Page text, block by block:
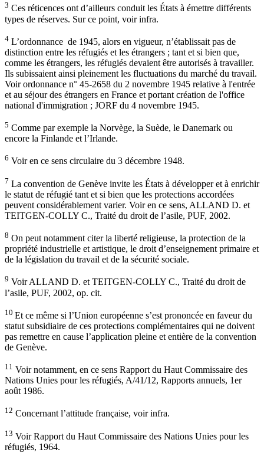
3 Ces réticences ont d’ailleurs conduit les États à émettre différents
types de réserves. Sur ce point, voir infra.
4 L’ordonnance de 1945, alors en vigueur, n’établissait pas de
distinction entre les réfugiés et les étrangers ; tant et si bien que,
comme les étrangers, les réfugiés devaient être autorisés à travailler.
Ils subissaient ainsi pleinement les fluctuations du marché du travail.
Voir ordonnance n° 45-2658 du 2 novembre 1945 relative à l'entrée
et au séjour des étrangers en France et portant création de l'office
national d'immigration ; JORF du 4 novembre 1945.
5 Comme par exemple la Norvège, la Suède, le Danemark ou
encore la Finlande et l’Irlande.
6 Voir en ce sens circulaire du 3 décembre 1948.
7 La convention de Genève invite les États à développer et à enrichir
le statut de réfugié tant et si bien que les protections accordées
peuvent considérablement varier. Voir en ce sens, ALLAND D. et
TEITGEN-COLLY C., Traité du droit de l’asile, PUF, 2002.
8 On peut notamment citer la liberté religieuse, la protection de la
propriété industrielle et artistique, le droit d’enseignement primaire et
de la législation du travail et de la sécurité sociale.
9 Voir ALLAND D. et TEITGEN-COLLY C., Traité du droit de
l’asile, PUF, 2002, op. cit.
10 Et ce même si l’Union européenne s’est prononcée en faveur du
statut subsidiaire de ces protections complémentaires qui ne doivent
pas remettre en cause l’application pleine et entière de la convention
de Genève.
11 Voir notamment, en ce sens Rapport du Haut Commissaire des
Nations Unies pour les réfugiés, A/41/12, Rapports annuels, 1er
août 1986.
12 Concernant l’attitude française, voir infra.
13 Voir Rapport du Haut Commissaire des Nations Unies pour les
réfugiés, 1964.